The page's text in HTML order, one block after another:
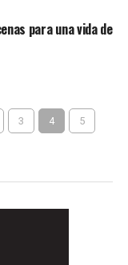
para una vida de
3 4 5